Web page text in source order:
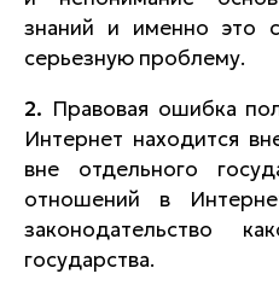
знаний и именно это
серьезную проблему.
2. Правовая ошибка
Интернет находится
вне отдельного
отношений в
законодательство
государства.